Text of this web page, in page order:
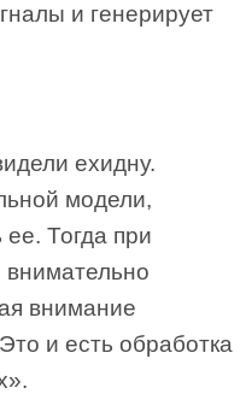
и генерирует
ехидну.
модели,
Тогда при
внимательно
внимание
и есть обработка